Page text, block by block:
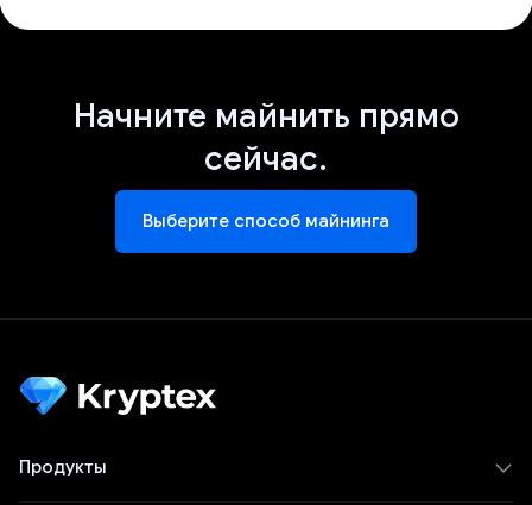
Начните майнить прямо
сейчас.
Выберите способ майнинга
Продукты